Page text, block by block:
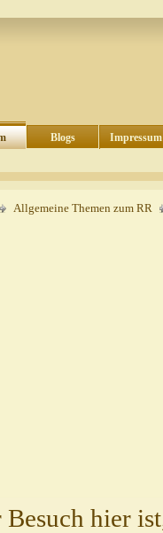
Blogs Impressum
Allgemeine Themen zum RR
hier